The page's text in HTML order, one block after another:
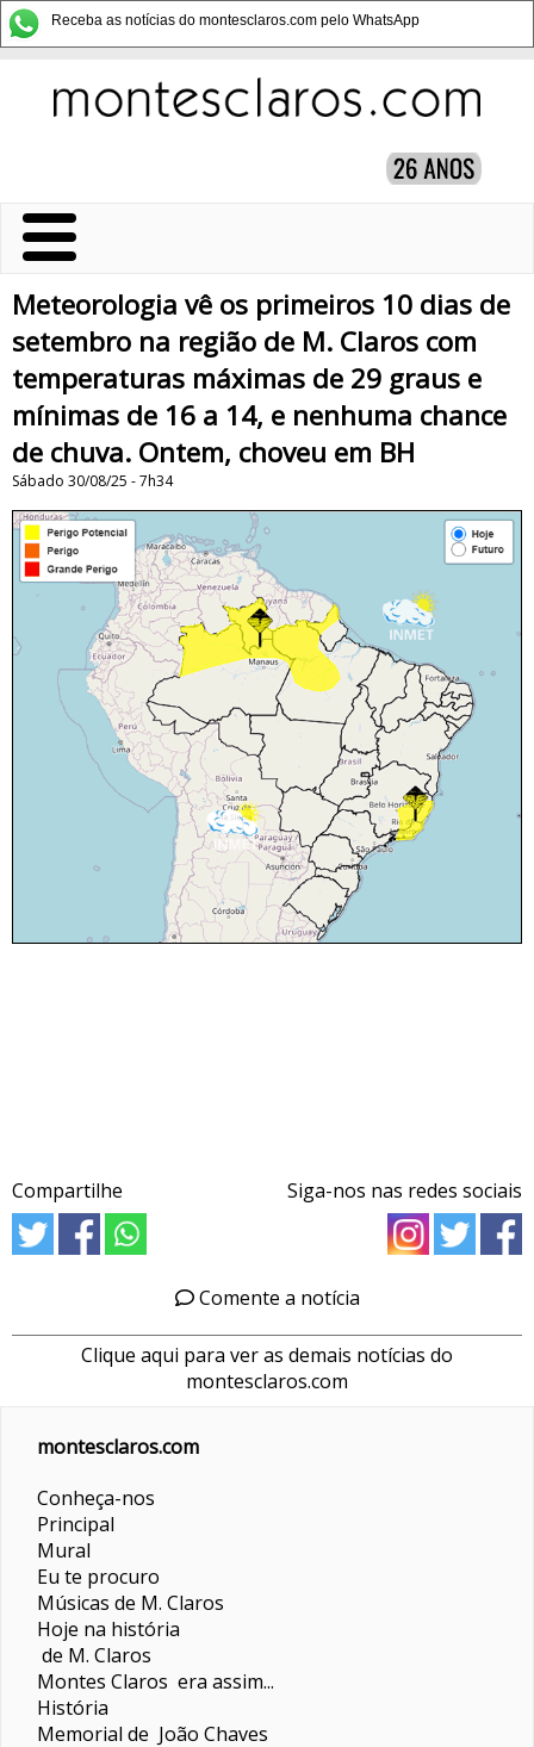
Receba as notícias do montesclaros.com pelo WhatsApp
Meteorologia vê os primeiros 10 dias de
setembro na região de M. Claros com
temperaturas máximas de 29 graus e
mínimas de 16 a 14, e nenhuma chance
de chuva. Ontem, choveu em BH
Sábado 30/08/25 - 7h34
Compartilhe Siga-nos nas redes sociais
Comente a notícia
Clique aqui para ver as demais notícias do
montesclaros.com
montesclaros.com
Conheça-nos
Principal
Mural
Eu te procuro
Músicas de M. Claros
Hoje na história
de M. Claros
Montes Claros era assim...
História
Memorial de João Chaves